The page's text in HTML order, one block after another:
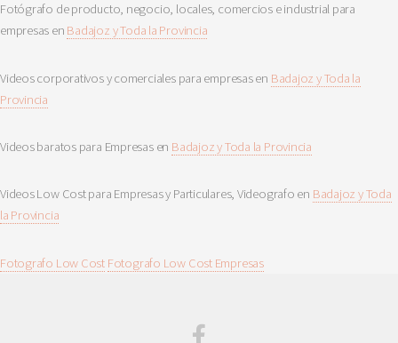
Fotógrafo de producto, negocio, locales, comercios e industrial para
empresas en Badajoz y Toda la Provincia
Videos corporativos y comerciales para empresas en Badajoz y Toda la
Provincia
Videos baratos para Empresas en Badajoz y Toda la Provincia
Videos Low Cost para Empresas y Particulares, Videografo en Badajoz y Toda
la Provincia
Fotografo Low Cost Fotografo Low Cost Empresas